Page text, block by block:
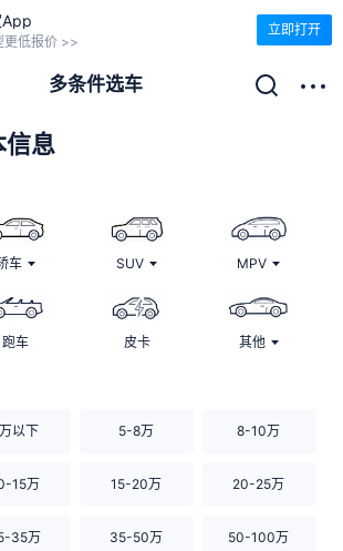
更低报价 >>
立即打开
多条件选车
信息
车 SUV MPV
跑车 皮卡 其他
以下 5-8万 8-10万
15万 15-20万 20-25万
35万 35-50万 50-100万